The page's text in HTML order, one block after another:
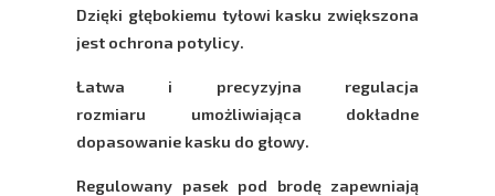
Dzięki głębokiemu tyłowi kasku zwiększona
jest ochrona potylicy.
Łatwa i precyzyjna regulacja
rozmiaru umożliwiająca dokładne
dopasowanie kasku do głowy.
Regulowany pasek pod brodę zapewniają